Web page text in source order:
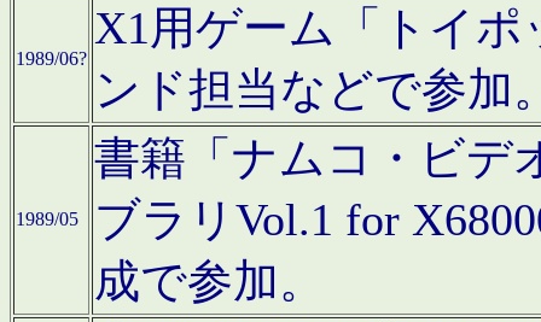
1989/06?
X1用ゲーム「トイ
ンド担当などで参加
1989/05
書籍「ナムコ・ビデ
ブラリVol.1 for
成で参加。